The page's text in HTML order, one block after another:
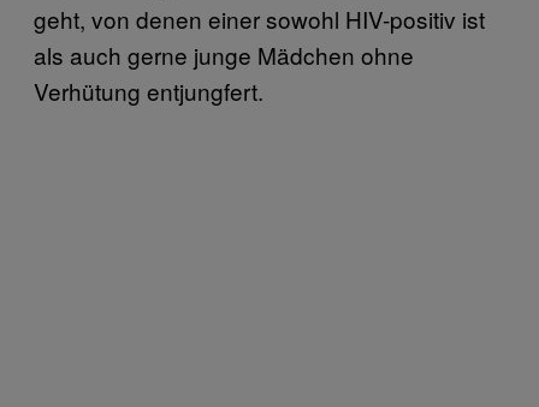
geht, von denen einer sowohl HIV-positiv ist
als auch gerne junge Mädchen ohne
Verhütung entjungfert.